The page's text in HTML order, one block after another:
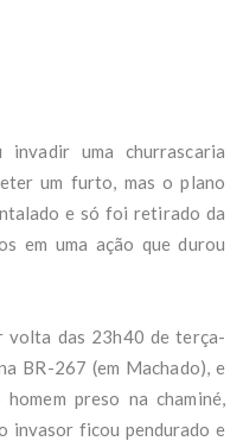
uma churrascaria
um furto, mas o plano
e só foi retirado da
em uma ação que durou
volta das 23h40 de terça-
BR-267 (em Machado), e
preso na chaminé,
invasor ficou pendurado e